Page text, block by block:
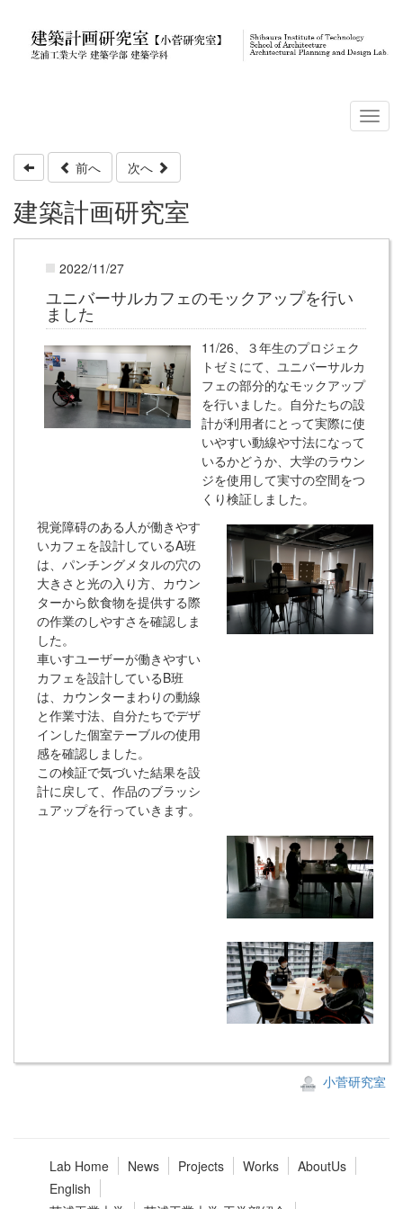
前へ 次へ
建築計画研究室
2022/11/27
ユニバーサルカフェのモックアップを行い
ました
11/26、３年生のプロジェク
トゼミにて、ユニバーサルカ
フェの部分的なモックアップ
を行いました。自分たちの設
計が利用者にとって実際に使
いやすい動線や寸法になって
いるかどうか、大学のラウン
ジを使用して実寸の空間をつ
くり検証しました。
視覚障碍のある人が働きやす
いカフェを設計しているA班
は、パンチングメタルの穴の
大きさと光の入り方、カウン
ターから飲食物を提供する際
の作業のしやすさを確認しま
した。
車いすユーザーが働きやすい
カフェを設計しているB班
は、カウンターまわりの動線
と作業寸法、自分たちでデザ
インした個室テーブルの使用
感を確認しました。
この検証で気づいた結果を設
計に戻して、作品のブラッシ
ュアップを行っていきます。
小菅研究室
Lab Home News Projects Works
AboutUs
English